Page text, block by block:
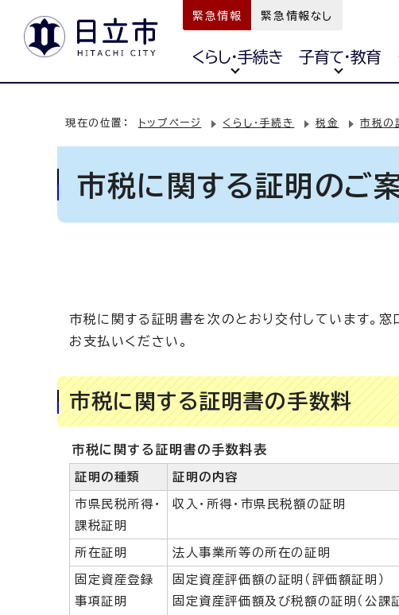
緊急情報 緊急情報なし
くらし・手続き 子育て・教育
現在の位置： トップページ くらし・手続き 税金 市税の
市税に関する証明のご
市税に関する証明書を次のとおり交付しています。
お支払いください。
市税に関する証明書の手数料
市税に関する証明書の手数料表
証明の種類 証明の内容
市県民税所得・
課税証明
収入・所得・市県民税額の証明
所在証明 法人事業所等の所在の証明
固定資産登録
事項証明
固定資産評価額の証明（評価額証明）
固定資産評価額及び税額の証明（公課